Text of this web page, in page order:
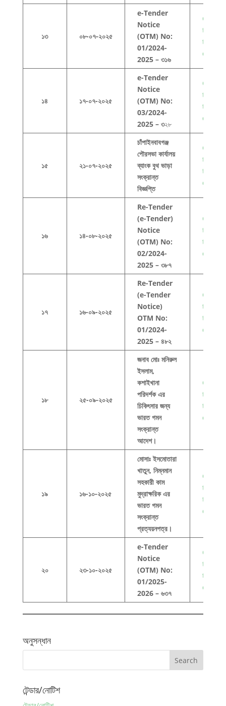
১৩ ০৮-০৭-২০২৫
e-Tender
Notice
(OTM) No:
01/2024-
2025 – ৩১৬
Click
to view
this
১৪ ১৭-০৭-২০২৫
e-Tender
Notice
(OTM) No:
03/2024-
2025 – ৩২৮
Click
to view
this
১৫ ২১-০৭-২০২৫
চাঁপাইনবাবগঞ্জ
পৌরসভা কার্যালয়
ব্যাংক বুথ ভাড়া
সংক্রান্ত
বিজ্ঞপ্তি
Click
to view
this
১৬ ১৪-০৮-২০২৫
Re-Tender
(e-Tender)
Notice
(OTM) No:
02/2024-
2025 – ৩৮৭
Click
to view
this
১৭ ১৬-০৯-২০২৫
Re-Tender
(e-Tender
Notice)
OTM No:
01/2024-
2025 – ৪৮২
Click
to view
this
১৮ ২৫-০৯-২০২৫
জনাব মোঃ মনিরুল
ইসলাম,
কশাইখানা
পরিদর্শক এর
চিকিৎসার জন্য
ভারত গমন
সংক্রান্ত
আদেশ।
Click
to view
this
১৯ ১৬-১০-২০২৫
মোসাঃ ইসমোতারা
খাতুন, নিম্নমান
সহকারী কাম
মুদ্রাক্ষরিক এর
ভারত গমন
সংক্রান্ত
প্রত্যয়নপত্র।
Click
to view
this
২০ ২৩-১০-২০২৫
e-Tender
Notice
(OTM) No:
01/2025-
2026 – ৬৩৭
Click
to view
this
অনুসন্ধান
টেন্ডার/নোটিশ